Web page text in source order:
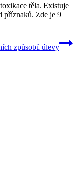
těla. Existuje
příznaků. Zde je 9
způsobů úlevy